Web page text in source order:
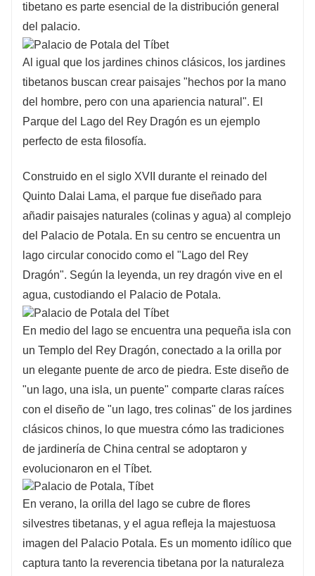
tibetano es parte esencial de la distribución general
del palacio.
Al igual que los jardines chinos clásicos, los jardines
tibetanos buscan crear paisajes "hechos por la mano
del hombre, pero con una apariencia natural". El
Parque del Lago del Rey Dragón es un ejemplo
perfecto de esta filosofía.
Construido en el siglo XVII durante el reinado del
Quinto Dalai Lama, el parque fue diseñado para
añadir paisajes naturales (colinas y agua) al complejo
del Palacio de Potala. En su centro se encuentra un
lago circular conocido como el "Lago del Rey
Dragón". Según la leyenda, un rey dragón vive en el
agua, custodiando el Palacio de Potala.
En medio del lago se encuentra una pequeña isla con
un Templo del Rey Dragón, conectado a la orilla por
un elegante puente de arco de piedra. Este diseño de
"un lago, una isla, un puente" comparte claras raíces
con el diseño de "un lago, tres colinas" de los jardines
clásicos chinos, lo que muestra cómo las tradiciones
de jardinería de China central se adoptaron y
evolucionaron en el Tíbet.
En verano, la orilla del lago se cubre de flores
silvestres tibetanas, y el agua refleja la majestuosa
imagen del Palacio Potala. Es un momento idílico que
captura tanto la reverencia tibetana por la naturaleza